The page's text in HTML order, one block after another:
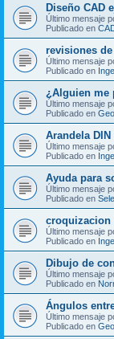
Diseño CAD
Último mensaje
Publicado en
revisiones
Último mensaje
Publicado en
¿Alguien me
Último mensaje
Publicado en
Arandela DIN
Último mensaje
Publicado en
Ayuda para
Último mensaje
Publicado en
croquizacion
Último mensaje
Publicado en
Dibujo de
Último mensaje
Publicado en
Ángulos
Último mensaje
Publicado en